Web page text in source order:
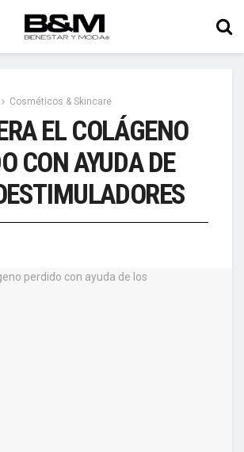
Cosméticos & Skincare
EL COLÁGENO
CON AYUDA DE